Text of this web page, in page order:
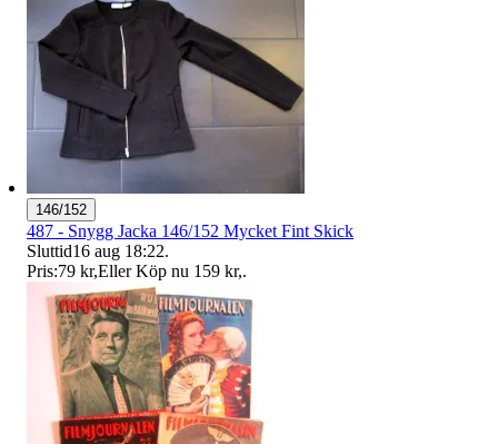
146/152
487 - Snygg Jacka 146/152 Mycket Fint Skick
Sluttid16 aug 18:22.
Pris:79 kr,Eller Köp nu 159 kr,.